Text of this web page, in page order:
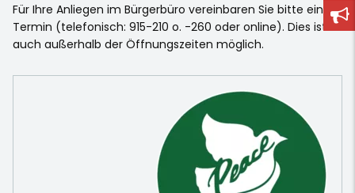
Für Ihre Anliegen im Bürgerbüro vereinbaren Sie bitte einen
Termin (telefonisch: 915-210 o. -260 oder online). Dies ist
auch außerhalb der Öffnungszeiten möglich.